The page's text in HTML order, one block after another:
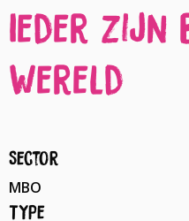
Ieder zijn
wereld
Sector
MBO
Type